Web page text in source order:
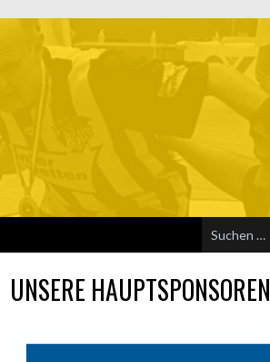
UNSERE HAUPTSPONSOREN